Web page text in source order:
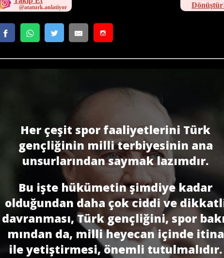
Her çeşit spor faaliyetlerini Türk
gençliğinin milli terbiyesinin ana
unsurlarından saymak lazımdır.
Bu işte hükümetin şimdiye kadar
olduğundan daha çok ciddi ve
davranması, Türk gençliğini, spor
mından da, milli heyecan içinde itina
ile yetiştirmesi, önemli tutulmalıdır.